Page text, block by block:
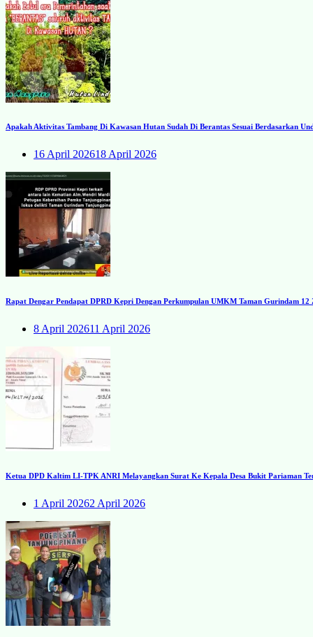
Apakah Aktivitas Tambang Di Kawasan Hutan Sudah Di Berantas Sesuai Berdasarkan
16 April 202618 April 2026
Rapat Dengar Pendapat DPRD Kepri Dengan Perkumpulan UMKM Taman Gurindam
8 April 202611 April 2026
Ketua DPD Kaltim LI-TPK ANRI Melayangkan Surat Ke Kepala Desa Bukit Pariaman
1 April 20262 April 2026